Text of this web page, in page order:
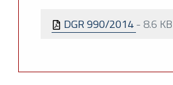
DGR 990/2014- 8.6 KB